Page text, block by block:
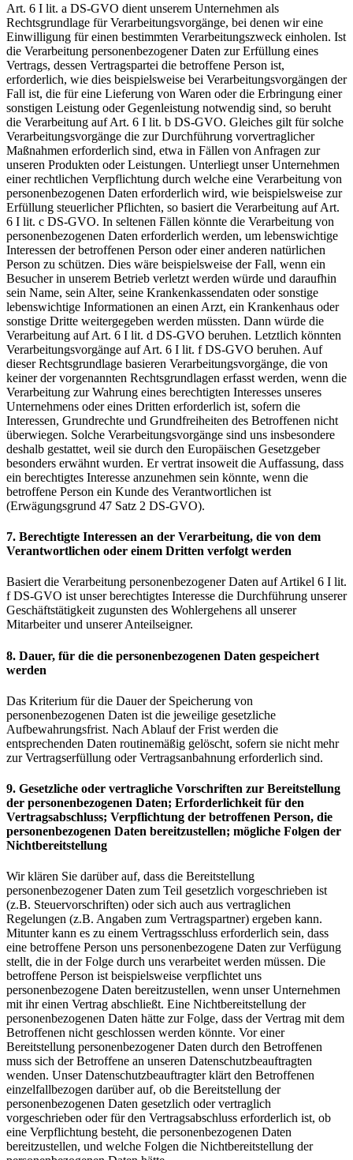
Art. 6 I lit. a DS-GVO dient unserem Unternehmen als
Rechtsgrundlage für Verarbeitungsvorgänge, bei denen wir eine
Einwilligung für einen bestimmten Verarbeitungszweck einholen. Ist
die Verarbeitung personenbezogener Daten zur Erfüllung eines
Vertrags, dessen Vertragspartei die betroffene Person ist,
erforderlich, wie dies beispielsweise bei Verarbeitungsvorgängen der
Fall ist, die für eine Lieferung von Waren oder die Erbringung einer
sonstigen Leistung oder Gegenleistung notwendig sind, so beruht
die Verarbeitung auf Art. 6 I lit. b DS-GVO. Gleiches gilt für solche
Verarbeitungsvorgänge die zur Durchführung vorvertraglicher
Maßnahmen erforderlich sind, etwa in Fällen von Anfragen zur
unseren Produkten oder Leistungen. Unterliegt unser Unternehmen
einer rechtlichen Verpflichtung durch welche eine Verarbeitung von
personenbezogenen Daten erforderlich wird, wie beispielsweise zur
Erfüllung steuerlicher Pflichten, so basiert die Verarbeitung auf Art.
6 I lit. c DS-GVO. In seltenen Fällen könnte die Verarbeitung von
personenbezogenen Daten erforderlich werden, um lebenswichtige
Interessen der betroffenen Person oder einer anderen natürlichen
Person zu schützen. Dies wäre beispielsweise der Fall, wenn ein
Besucher in unserem Betrieb verletzt werden würde und daraufhin
sein Name, sein Alter, seine Krankenkassendaten oder sonstige
lebenswichtige Informationen an einen Arzt, ein Krankenhaus oder
sonstige Dritte weitergegeben werden müssten. Dann würde die
Verarbeitung auf Art. 6 I lit. d DS-GVO beruhen. Letztlich könnten
Verarbeitungsvorgänge auf Art. 6 I lit. f DS-GVO beruhen. Auf
dieser Rechtsgrundlage basieren Verarbeitungsvorgänge, die von
keiner der vorgenannten Rechtsgrundlagen erfasst werden, wenn die
Verarbeitung zur Wahrung eines berechtigten Interesses unseres
Unternehmens oder eines Dritten erforderlich ist, sofern die
Interessen, Grundrechte und Grundfreiheiten des Betroffenen nicht
überwiegen. Solche Verarbeitungsvorgänge sind uns insbesondere
deshalb gestattet, weil sie durch den Europäischen Gesetzgeber
besonders erwähnt wurden. Er vertrat insoweit die Auffassung, dass
ein berechtigtes Interesse anzunehmen sein könnte, wenn die
betroffene Person ein Kunde des Verantwortlichen ist
(Erwägungsgrund 47 Satz 2 DS-GVO).
7. Berechtigte Interessen an der Verarbeitung, die von dem
Verantwortlichen oder einem Dritten verfolgt werden
Basiert die Verarbeitung personenbezogener Daten auf Artikel 6 I lit.
f DS-GVO ist unser berechtigtes Interesse die Durchführung unserer
Geschäftstätigkeit zugunsten des Wohlergehens all unserer
Mitarbeiter und unserer Anteilseigner.
8. Dauer, für die die personenbezogenen Daten gespeichert
werden
Das Kriterium für die Dauer der Speicherung von
personenbezogenen Daten ist die jeweilige gesetzliche
Aufbewahrungsfrist. Nach Ablauf der Frist werden die
entsprechenden Daten routinemäßig gelöscht, sofern sie nicht mehr
zur Vertragserfüllung oder Vertragsanbahnung erforderlich sind.
9. Gesetzliche oder vertragliche Vorschriften zur Bereitstellung
der personenbezogenen Daten; Erforderlichkeit für den
Vertragsabschluss; Verpflichtung der betroffenen Person, die
personenbezogenen Daten bereitzustellen; mögliche Folgen der
Nichtbereitstellung
Wir klären Sie darüber auf, dass die Bereitstellung
personenbezogener Daten zum Teil gesetzlich vorgeschrieben ist
(z.B. Steuervorschriften) oder sich auch aus vertraglichen
Regelungen (z.B. Angaben zum Vertragspartner) ergeben kann.
Mitunter kann es zu einem Vertragsschluss erforderlich sein, dass
eine betroffene Person uns personenbezogene Daten zur Verfügung
stellt, die in der Folge durch uns verarbeitet werden müssen. Die
betroffene Person ist beispielsweise verpflichtet uns
personenbezogene Daten bereitzustellen, wenn unser Unternehmen
mit ihr einen Vertrag abschließt. Eine Nichtbereitstellung der
personenbezogenen Daten hätte zur Folge, dass der Vertrag mit dem
Betroffenen nicht geschlossen werden könnte. Vor einer
Bereitstellung personenbezogener Daten durch den Betroffenen
muss sich der Betroffene an unseren Datenschutzbeauftragten
wenden. Unser Datenschutzbeauftragter klärt den Betroffenen
einzelfallbezogen darüber auf, ob die Bereitstellung der
personenbezogenen Daten gesetzlich oder vertraglich
vorgeschrieben oder für den Vertragsabschluss erforderlich ist, ob
eine Verpflichtung besteht, die personenbezogenen Daten
bereitzustellen, und welche Folgen die Nichtbereitstellung der